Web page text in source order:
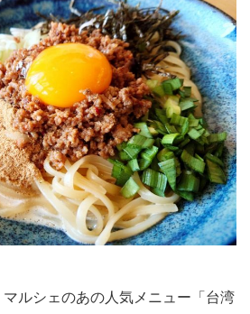
ルシェのあの人気メニュー「台湾